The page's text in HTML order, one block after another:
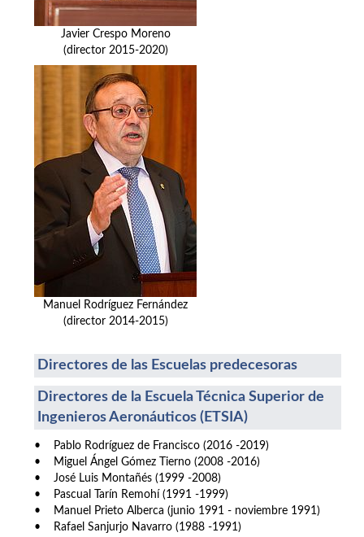
Javier Crespo Moreno
(director 2015-2020)
Manuel Rodríguez Fernández
(director 2014-2015)
Directores de las Escuelas predecesoras
Directores de la Escuela Técnica Superior de
Ingenieros Aeronáuticos (ETSIA)
• Pablo Rodríguez de Francisco (2016 -2019)
• Miguel Ángel Gómez Tierno (2008 -2016)
• José Luis Montañés (1999 -2008)
• Pascual Tarín Remohí (1991 -1999)
• Manuel Prieto Alberca (junio 1991 - noviembre 1991)
• Rafael Sanjurjo Navarro (1988 -1991)